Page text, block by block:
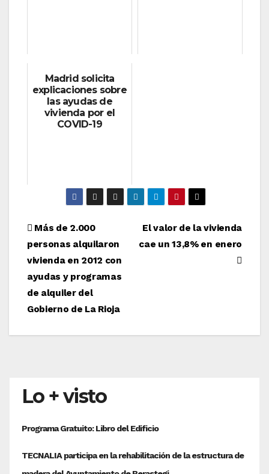
Madrid solicita
explicaciones sobre
las ayudas de
vivienda por el
COVID-19
Navegación
de
entradas
El valor de la vivienda
cae un 13,8% en enero
Más de 2.000
personas alquilaron
vivienda en 2012 con
ayudas y programas
de alquiler del
Gobierno de La Rioja
Lo + visto